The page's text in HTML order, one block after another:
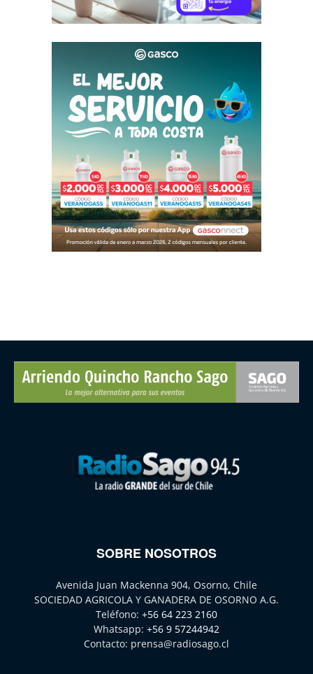
SOBRE NOSOTROS
Avenida Juan Mackenna 904, Osorno, Chile
SOCIEDAD AGRICOLA Y GANADERA DE OSORNO A.G.
Teléfono: +56 64 223 2160
Whatsapp: +56 9 57244942
Contacto: prensa@radiosago.cl